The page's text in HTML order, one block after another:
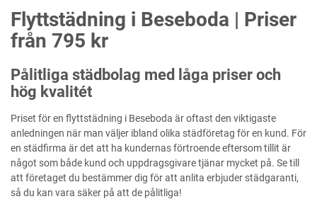
Flyttstädning i Beseboda | Priser
från 795 kr
Pålitliga städbolag med låga priser och
hög kvalitét
Priset för en flyttstädning i Beseboda är oftast den viktigaste
anledningen när man väljer ibland olika städföretag för en kund. För
en städfirma är det att ha kundernas förtroende eftersom tillit är
något som både kund och uppdragsgivare tjänar mycket på. Se till
att företaget du bestämmer dig för att anlita erbjuder städgaranti,
så du kan vara säker på att de pålitliga!